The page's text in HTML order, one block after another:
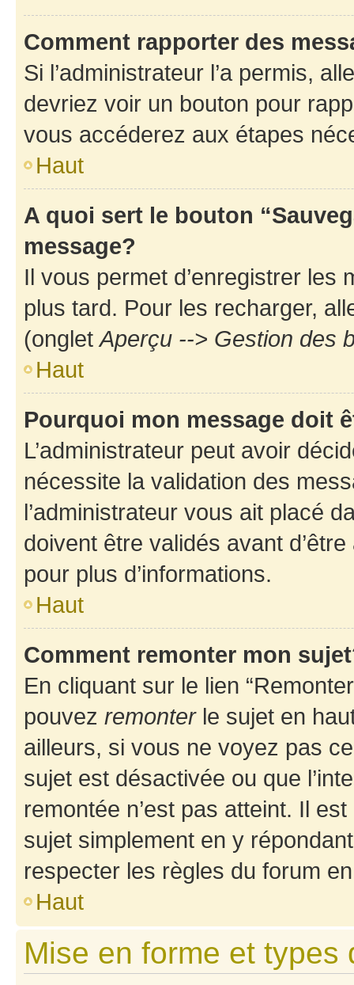
Comment rapporter des
Si l’administrateur l’a permis,
devriez voir un bouton pour
vous accéderez aux étapes
Haut
A quoi sert le bouton
message?
Il vous permet d’enregistrer
plus tard. Pour les recharger,
(ongletAperçu --> Gestion des
Haut
Pourquoi mon message doit
L’administrateur peut avoir
nécessite la validation des
l’administrateur vous ait placé
doivent être validés avant
pour plus d’informations.
Haut
Comment remonter mon
En cliquant sur le lien
pouvez remonterle sujet en
ailleurs, si vous ne voyez pas
sujet est désactivée ou que
remontée n’est pas atteint. Il
sujet simplement en y
respecter les règles du forum
Haut
Mise en forme et types